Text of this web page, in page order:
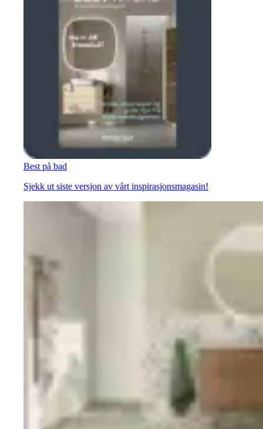
Best på bad
Sjekk ut siste versjon av vårt inspirasjonsmagasin!